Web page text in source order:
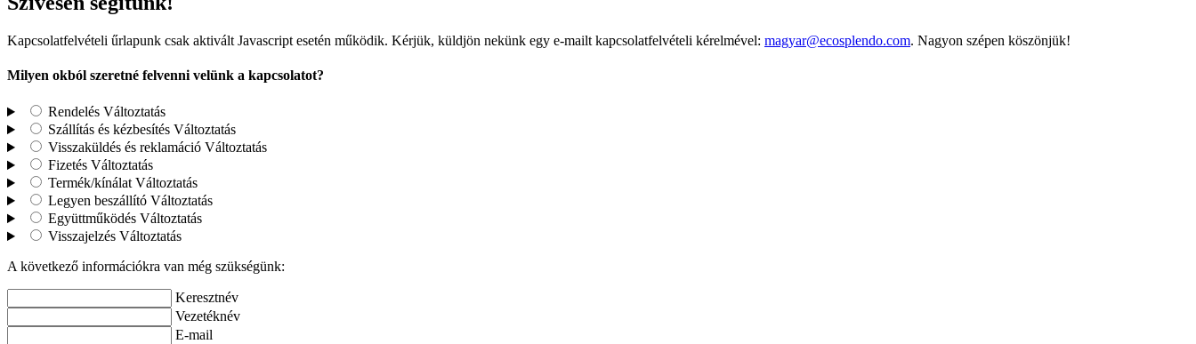
Kapcsolatfelvételi űrlapunk csak aktivált Javascript esetén működik. Kérjük, küldjön nekünk egy e-mailt kapcsolatfelvételi kérelmével: magyar@ecosplendo.com. Nagyon szépen köszönjük!
Milyen okból szeretné felvenni velünk a kapcsolatot?
Rendelés Változtatás
Szállítás és kézbesítés Változtatás
Visszaküldés és reklamáció Változtatás
Fizetés Változtatás
Termék/kínálat Változtatás
Legyen beszállító Változtatás
Együttműködés Változtatás
Visszajelzés Változtatás
A következő információkra van még szükségünk:
Keresztnév
Vezetéknév
E-mail